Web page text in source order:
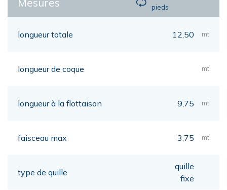
pieds
longueur totale 12,50 mt
longueur de coque mt
longueur à la flottaison 9,75 mt
faisceau max 3,75 mt
type de quille
quille
fixe